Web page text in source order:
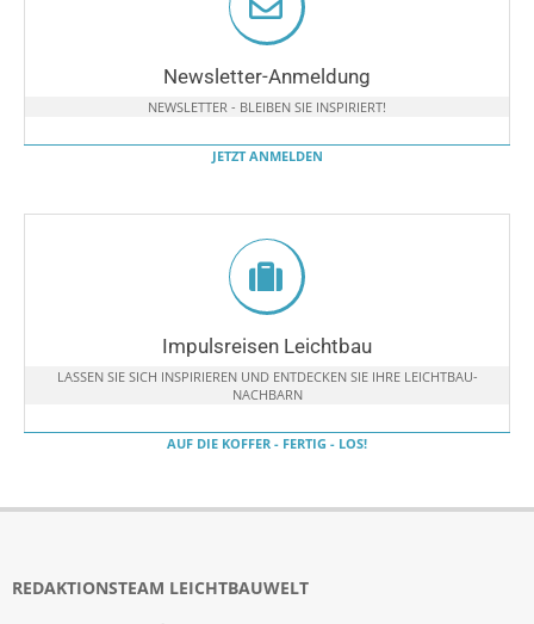
Newsletter-Anmeldung
NEWSLETTER - BLEIBEN SIE INSPIRIERT!
JETZT ANMELDEN
Impulsreisen Leichtbau
LASSEN SIE SICH INSPIRIEREN UND ENTDECKEN SIE IHRE LEICHTBAU-
NACHBARN
AUF DIE KOFFER - FERTIG - LOS!
REDAKTIONSTEAM LEICHTBAUWELT